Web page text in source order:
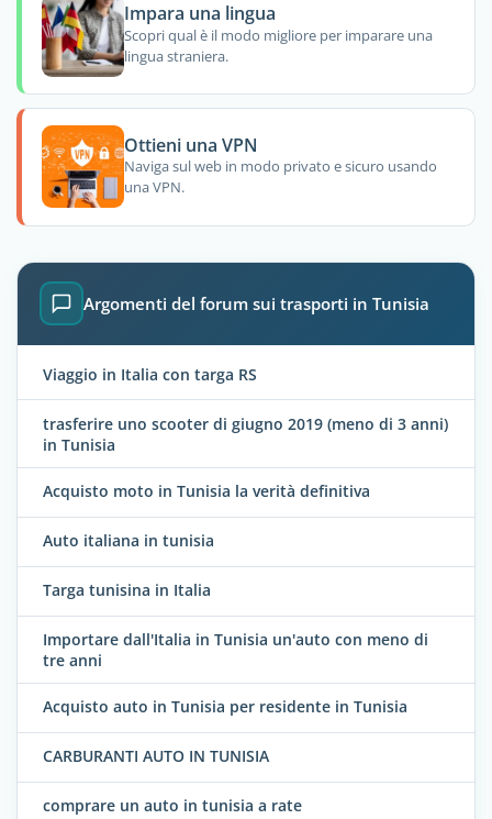
Impara una lingua
Scopri qual è il modo migliore per imparare una
lingua straniera.
Ottieni una VPN
Naviga sul web in modo privato e sicuro usando
una VPN.
Argomenti del forum sui trasporti in Tunisia
Viaggio in Italia con targa RS
trasferire uno scooter di giugno 2019 (meno di 3 anni)
in Tunisia
Acquisto moto in Tunisia la verità definitiva
Auto italiana in tunisia
Targa tunisina in Italia
Importare dall'Italia in Tunisia un'auto con meno di
tre anni
Acquisto auto in Tunisia per residente in Tunisia
CARBURANTI AUTO IN TUNISIA
comprare un auto in tunisia a rate